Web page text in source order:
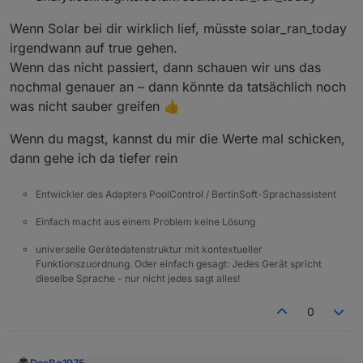
Wenn Solar bei dir wirklich lief, müsste solar_ran_today
irgendwann auf true gehen.
Wenn das nicht passiert, dann schauen wir uns das
nochmal genauer an – dann könnte da tatsächlich noch
was nicht sauber greifen 👍
Wenn du magst, kannst du mir die Werte mal schicken,
dann gehe ich da tiefer rein
Entwickler des Adapters PoolControl / BertinSoft-Sprachassistent
Einfach macht aus einem Problem keine Lösung
universelle Gerätedatenstruktur mit kontextueller
Funktionszuordnung. Oder einfach gesagt: Jedes Gerät spricht
dieselbe Sprache - nur nicht jedes sagt alles!
0